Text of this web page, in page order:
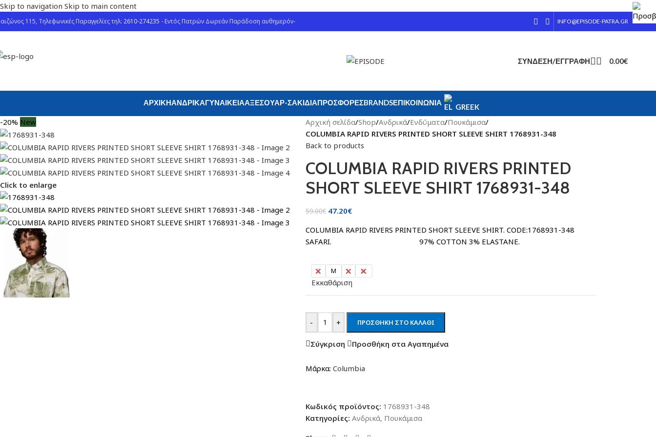
Skip to navigation Skip to main content
115, Τηλεφωνικές Παραγγελίες τηλ: 2610-274235 - Εντός Πατρών Δωρεάν Παράδοση αυθημερόν- INFO@EPISODE-PATRA.GR
ΣΎΝΔΕΣΗ/ΕΓΓΡΑΦΉ 0.00€
ΑΡΧΙΚΉΑΝΔΡΙΚΆΓΥΝΑΙΚΕΊΑΑΞΕΣΟΥΆΡ-ΣΑΚΊΔΙΑΠΡΟΣΦΟΡΈΣBRANDSΕΠΙΚΟΙΝΩΝΊΑ
GREEK
-20% New
Click to enlarge
Αρχική σελίδα/Shop/Ανδρικά/Ενδύματα/Πουκάμισα/
COLUMBIA RAPID RIVERS PRINTED SHORT SLEEVE SHIRT 1768931-348
Back to products
COLUMBIA RAPID RIVERS PRINTED
SHORT SLEEVE SHIRT 1768931-348
59.00€ 47.20€
COLUMBIA RAPID RIVERS PRINTED SHORT SLEEVE SHIRT. CODE:1768931-348
SAFARI. 97% COTTON 3% ELASTANE.
S M L XL
Εκκαθάριση
- + ΠΡΟΣΘΉΚΗ ΣΤΟ ΚΑΛΆΘΙ
Σύγκριση Προσθήκη στα Αγαπημένα
Μάρκα: Columbia
Κωδικός προϊόντος: 1768931-348
Κατηγορίες: Ανδρικά, Πουκάμισα